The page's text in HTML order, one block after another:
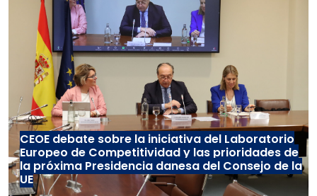
CEOE debate sobre la iniciativa del Laboratorio
Europeo de Competitividad y las prioridades de
la próxima Presidencia danesa del Consejo de la
UE